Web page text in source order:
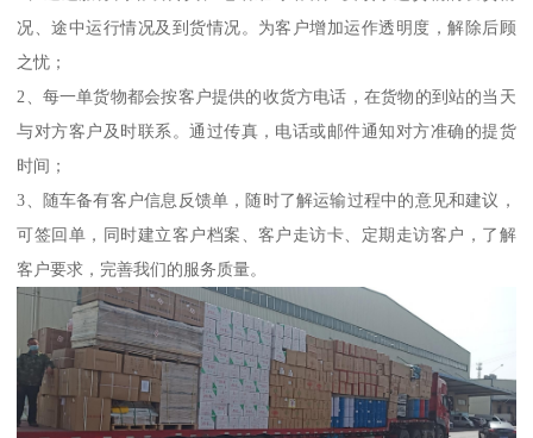
况、途中运行情况及到货情况。为客户增加运作透明度，解除后顾
之忧；
2、每一单货物都会按客户提供的收货方电话，在货物的到站的当天
与对方客户及时联系。通过传真，电话或邮件通知对方准确的提货
时间；
3、随车备有客户信息反馈单，随时了解运输过程中的意见和建议，
可签回单，同时建立客户档案、客户走访卡、定期走访客户，了解
客户要求，完善我们的服务质量。